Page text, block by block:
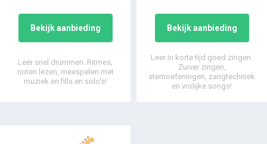
Bekijk aanbieding
Leer snel drummen. Ritmes,
noten lezen, meespelen met
muziek en fills en solo's!
Bekijk aanbieding
Leer in korte tijd goed zingen.
Zuiver zingen,
stemoefeningen, zangtechniek
en vrolijke songs!